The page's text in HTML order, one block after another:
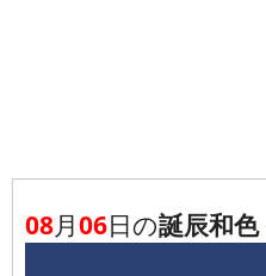
08月06日の誕辰和色